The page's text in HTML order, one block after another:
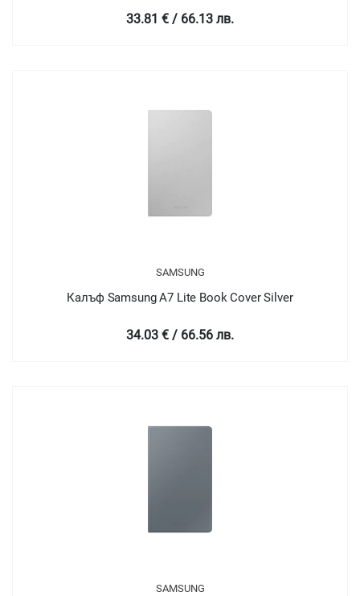
33.81 € / 66.13 лв.
SAMSUNG
Калъф Samsung A7 Lite Book Cover Silver
34.03 € / 66.56 лв.
SAMSUNG